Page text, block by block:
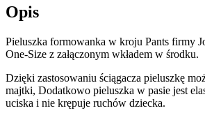
Opis
Pieluszka formowanka w kroju Pants firmy
One-Size z załączonym wkładem w środku.
Dzięki zastosowaniu ściągacza pieluszkę
majtki, Dodatkowo pieluszka w pasie jest
uciska i nie krępuje ruchów dziecka.